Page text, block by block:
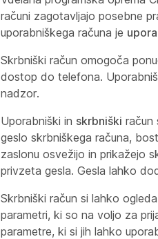
računi zagotavljajo posebne
uporabniškega računa je
Skrbniški račun omogoča
dostop do telefona.
nadzor.
Uporabniški in skrbniški račun
geslo skrbniškega računa,
zaslonu osvežijo in prikažejo
privzeta gesla. Gesla lahko
Skrbniški račun si lahko
parametri, ki so na voljo za
parametre, ki si jih lahko